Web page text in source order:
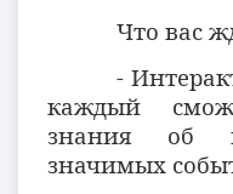
Что вас
-
каждый
знания об
значимых